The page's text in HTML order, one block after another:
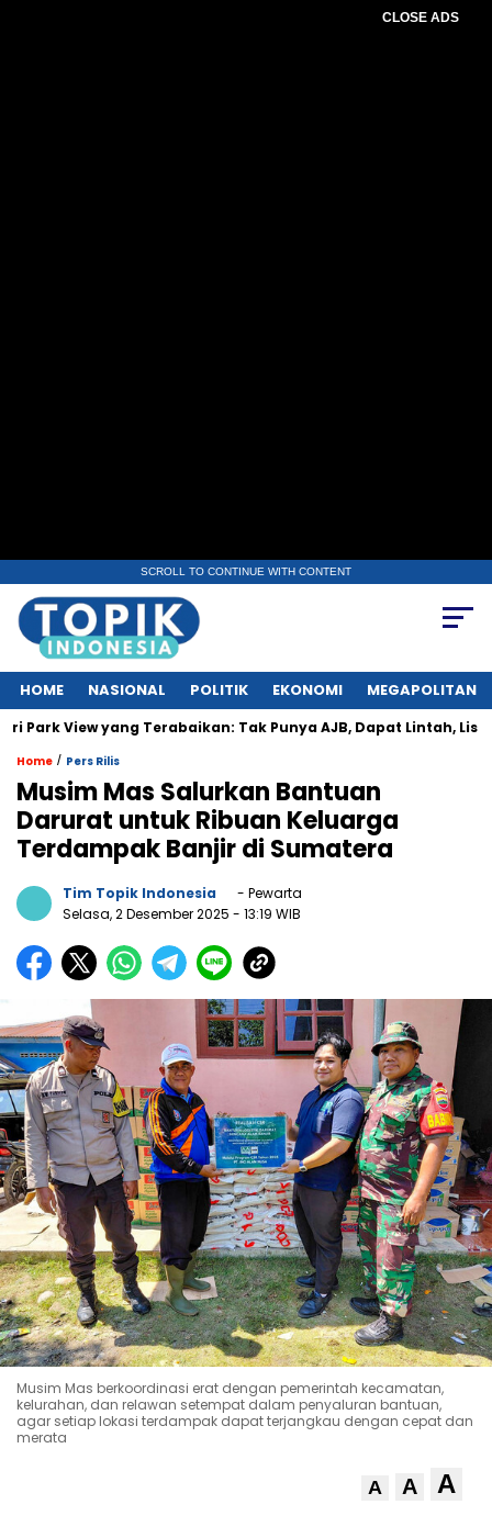
CLOSE ADS
SCROLL TO CONTINUE WITH CONTENT
HOME NASIONAL POLITIK EKONOMI MEGAPOLITAN
yang Terabaikan: Tak Punya AJB, Dapat Lintah, Listrik
Home / Pers Rilis
Musim Mas Salurkan Bantuan
Darurat untuk Ribuan Keluarga
Terdampak Banjir di Sumatera
Tim Topik Indonesia
- Pewarta
Selasa, 2 Desember 2025 - 13:19 WIB
Musim Mas berkoordinasi erat dengan pemerintah kecamatan,
kelurahan, dan relawan setempat dalam penyaluran bantuan,
agar setiap lokasi terdampak dapat terjangkau dengan cepat dan
merata
A A A